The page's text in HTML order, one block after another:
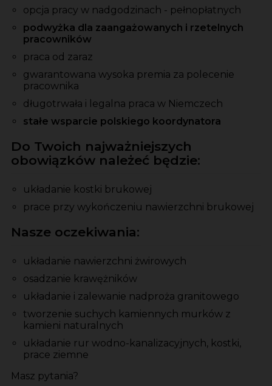
opcja pracy w nadgodzinach - pełnopłatnych
podwyżka dla zaangażowanych i rzetelnych
pracowników
praca od zaraz
gwarantowana wysoka premia za polecenie
pracownika
długotrwała i legalna praca w Niemczech
stałe wsparcie polskiego koordynatora
Do Twoich najważniejszych
obowiązków należeć będzie:
układanie kostki brukowej
prace przy wykończeniu nawierzchni brukowej
Nasze oczekiwania:
układanie nawierzchni żwirowych
osadzanie krawężników
układanie i zalewanie nadproża granitowego
tworzenie suchych kamiennych murków z
kamieni naturalnych
układanie rur wodno-kanalizacyjnych, kostki,
prace ziemne
Masz pytania?